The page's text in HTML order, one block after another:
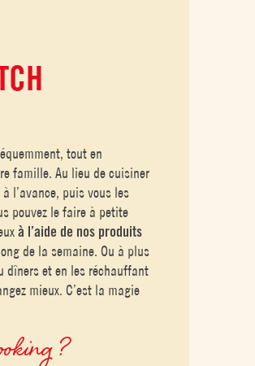
tout en
famille. Au lieu de cuisiner
l’avance, puis vous les
pouvez le faire à petite
à l’aide de nos produits
de la semaine. Ou à plus
dîners et en les réchauffant
mieux. C’est la magie
?